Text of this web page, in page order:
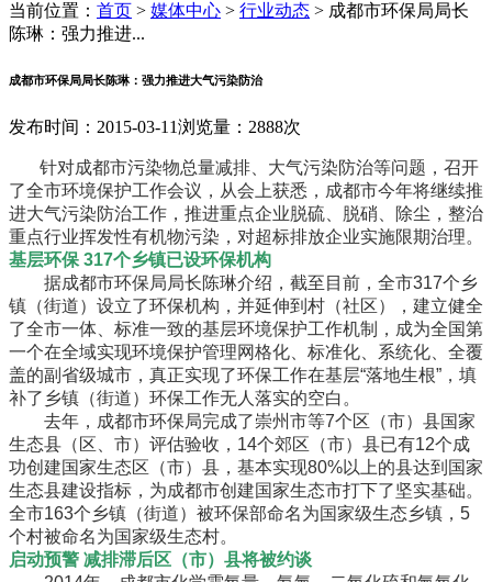
当前位置： 首页 > 媒体中心 > 行业动态 > 成都市环保局局长
陈琳：强力推进...
成都市环保局局长陈琳：强力推进大气污染防治
发布时间：2015-03-11浏览量：2888次
针对成都市污染物总量减排、大气污染防治等问题，召开
了全市环境保护工作会议，从会上获悉，成都市今年将继续推
进大气污染防治工作，推进重点企业脱硫、脱硝、除尘，整治
重点行业挥发性有机物污染，对超标排放企业实施限期治理。
基层环保 317个乡镇已设环保机构
据成都市环保局局长陈琳介绍，截至目前，全市317个乡
镇（街道）设立了环保机构，并延伸到村（社区），建立健全
了全市一体、标准一致的基层环境保护工作机制，成为全国第
一个在全域实现环境保护管理网格化、标准化、系统化、全覆
盖的副省级城市，真正实现了环保工作在基层“落地生根”，填
补了乡镇（街道）环保工作无人落实的空白。
去年，成都市环保局完成了崇州市等7个区（市）县国家
生态县（区、市）评估验收，14个郊区（市）县已有12个成
功创建国家生态区（市）县，基本实现80%以上的县达到国家
生态县建设指标，为成都市创建国家生态市打下了坚实基础。
全市163个乡镇（街道）被环保部命名为国家级生态乡镇，5
个村被命名为国家级生态村。
启动预警 减排滞后区（市）县将被约谈